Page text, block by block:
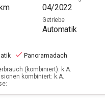
04/2022
Getriebe
Automatik
Panoramadach
(kombiniert): k.A.
kombiniert: k.A.